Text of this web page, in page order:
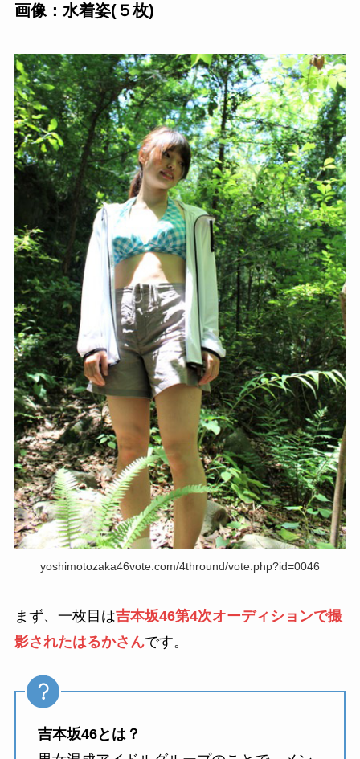
画像：水着姿(５枚)
yoshimotozaka46vote.com/4thround/vote.php?id=0046
まず、一枚目は吉本坂46第4次オーディションで撮
影されたはるかさんです。
吉本坂46とは？